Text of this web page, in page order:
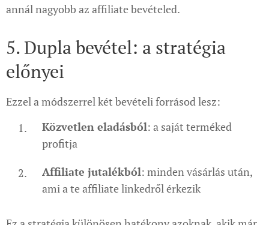
annál nagyobb az affiliate bevételed.
5. Dupla bevétel: a stratégia
előnyei
Ezzel a módszerrel két bevételi forrásod lesz:
Közvetlen eladásból: a saját terméked
profitja
Affiliate jutalékból: minden vásárlás után,
ami a te affiliate linkedről érkezik